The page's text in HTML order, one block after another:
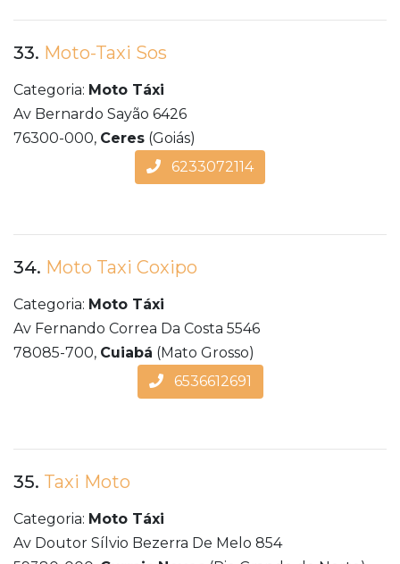
33. Moto-Taxi Sos
Categoria: Moto Táxi
Av Bernardo Sayão 6426
76300-000, Ceres (Goiás)
6233072114
34. Moto Taxi Coxipo
Categoria: Moto Táxi
Av Fernando Correa Da Costa 5546
78085-700, Cuiabá (Mato Grosso)
6536612691
35. Taxi Moto
Categoria: Moto Táxi
Av Doutor Sílvio Bezerra De Melo 854